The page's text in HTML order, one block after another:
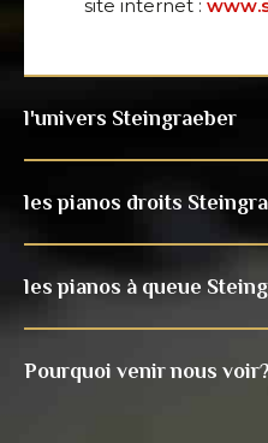
site internet :
l'univers Steingraeber
les pianos droits
les pianos à queue
Pourquoi venir nous voir?